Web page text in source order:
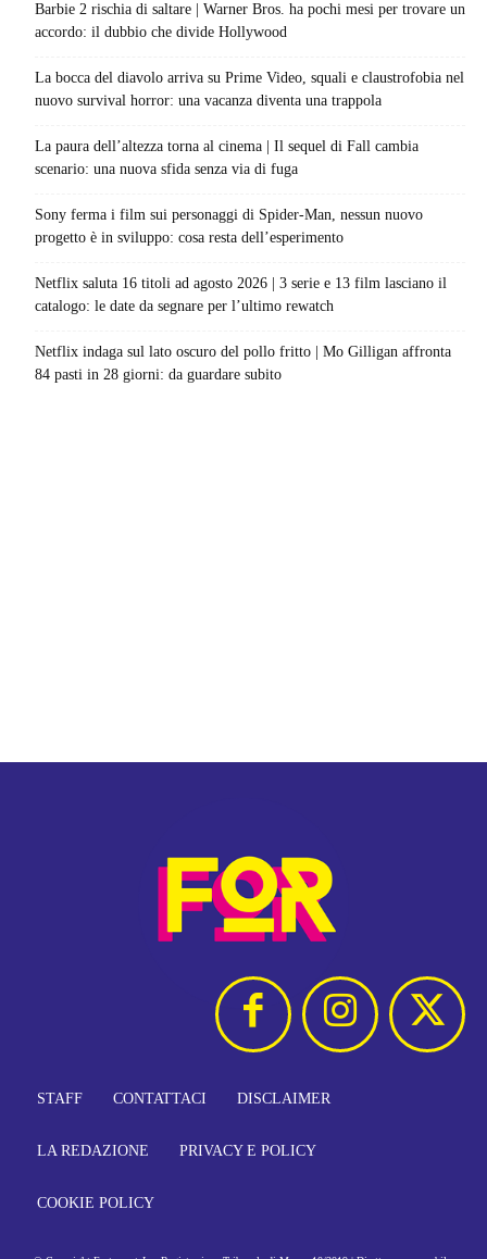
Barbie 2 rischia di saltare | Warner Bros. ha pochi mesi per trovare un
accordo: il dubbio che divide Hollywood
La bocca del diavolo arriva su Prime Video, squali e claustrofobia nel
nuovo survival horror: una vacanza diventa una trappola
La paura dell’altezza torna al cinema | Il sequel di Fall cambia
scenario: una nuova sfida senza via di fuga
Sony ferma i film sui personaggi di Spider-Man, nessun nuovo
progetto è in sviluppo: cosa resta dell’esperimento
Netflix saluta 16 titoli ad agosto 2026 | 3 serie e 13 film lasciano il
catalogo: le date da segnare per l’ultimo rewatch
Netflix indaga sul lato oscuro del pollo fritto | Mo Gilligan affronta
84 pasti in 28 giorni: da guardare subito
STAFF CONTATTACI DISCLAIMER
LA REDAZIONE PRIVACY E POLICY
COOKIE POLICY